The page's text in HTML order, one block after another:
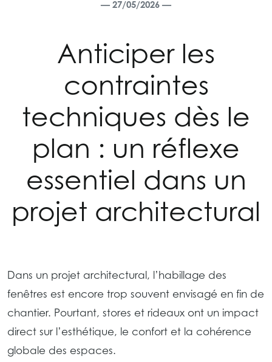
— 27/05/2026 —
Anticiper les
contraintes
techniques dès le
plan : un réflexe
essentiel dans un
projet architectural
Dans un projet architectural, l’habillage des
fenêtres est encore trop souvent envisagé en fin de
chantier. Pourtant, stores et rideaux ont un impact
direct sur l’esthétique, le confort et la cohérence
globale des espaces.